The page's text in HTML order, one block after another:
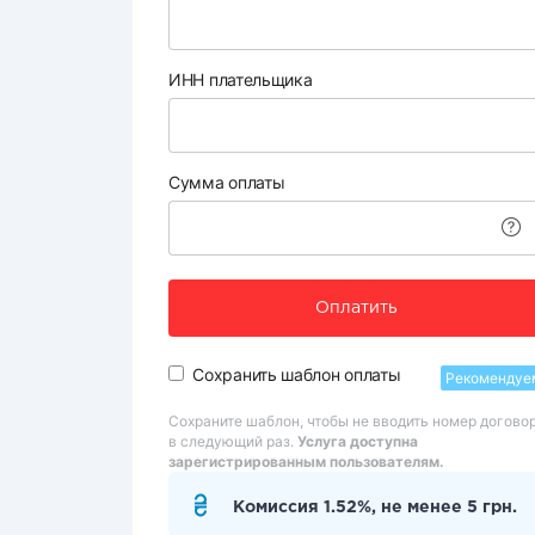
ИНН плательщика
Сумма оплаты
Оплатить
Сохранить шаблон оплаты
Сохраните шаблон, чтобы не вводить номер
в следующий раз. Услуга доступна
зарегистрированным пользователям.
Комиссия 1.52%, не менее 5 грн.